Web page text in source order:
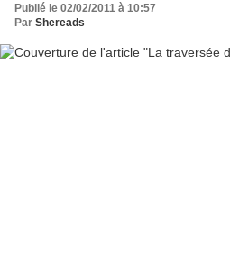
Publié le 02/02/2011 à 10:57
Par Shereads